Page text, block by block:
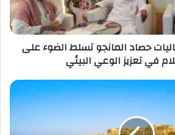
حصاد المانجو تسلط الضوء على
في تعزيز الوعي البيئي